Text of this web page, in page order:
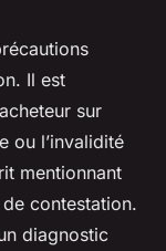
Il est
sur
ou l’invalidité
mentionnant
contestation.
diagnostic